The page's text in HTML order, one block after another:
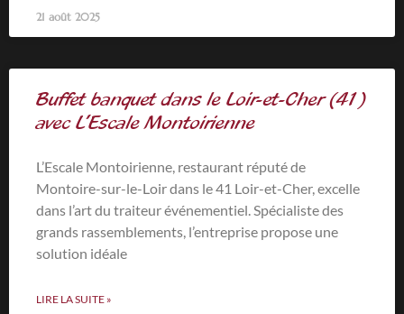
21 août 2025
Buffet banquet dans le Loir-et-Cher (41)
avec L’Escale Montoirienne
L’Escale Montoirienne, restaurant réputé de
Montoire-sur-le-Loir dans le 41 Loir-et-Cher, excelle
dans l’art du traiteur événementiel. Spécialiste des
grands rassemblements, l’entreprise propose une
solution idéale
LIRE LA SUITE »